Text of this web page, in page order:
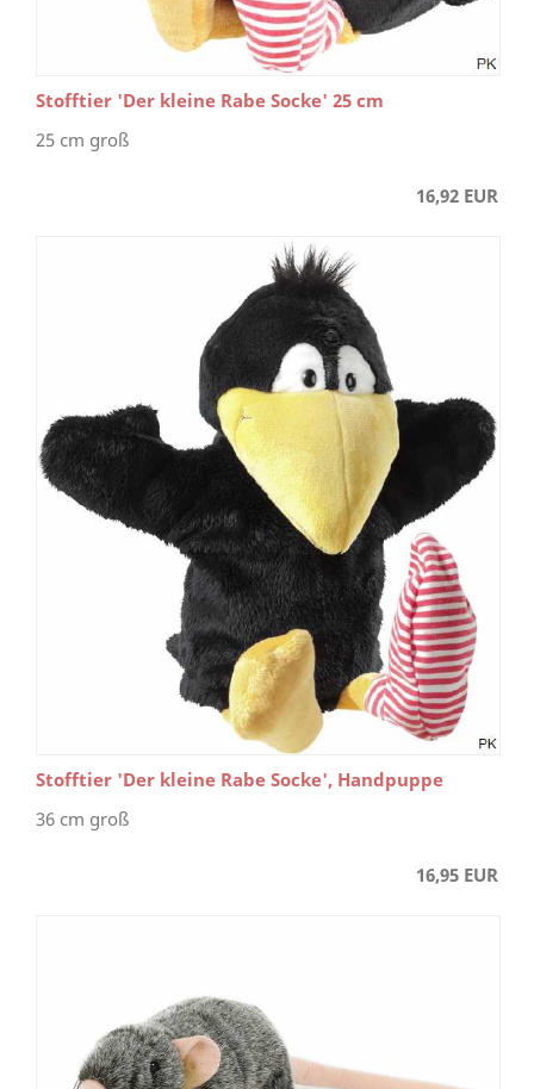
Stofftier 'Der kleine Rabe Socke' 25 cm
25 cm groß
16,92 EUR
Stofftier 'Der kleine Rabe Socke', Handpuppe
36 cm groß
16,95 EUR